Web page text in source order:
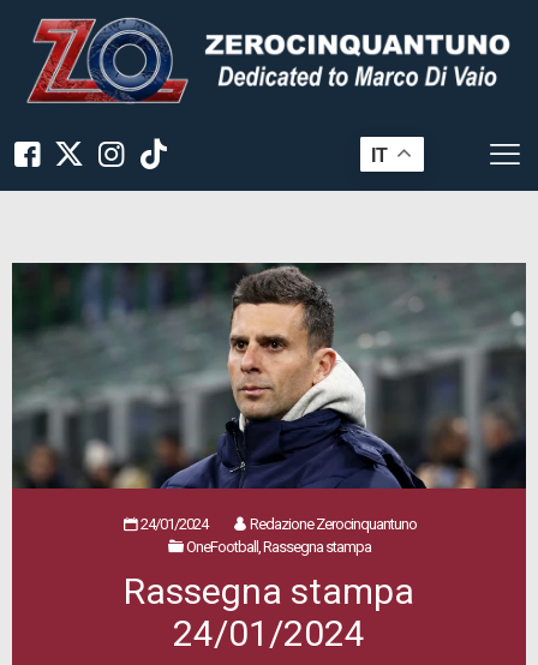
IT
24/01/2024
Redazione Zerocinquantuno
OneFootball, Rassegna stampa
Rassegna stampa
24/01/2024